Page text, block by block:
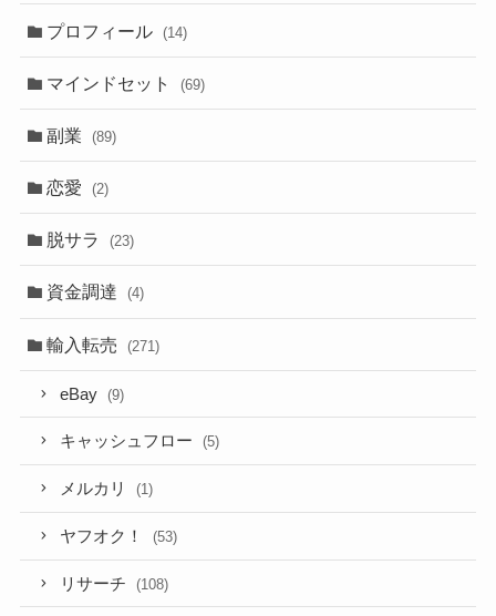
プロフィール (14)
マインドセット (69)
副業 (89)
恋愛 (2)
脱サラ (23)
資金調達 (4)
輸入転売 (271)
eBay (9)
キャッシュフロー (5)
メルカリ (1)
ヤフオク！ (53)
リサーチ (108)